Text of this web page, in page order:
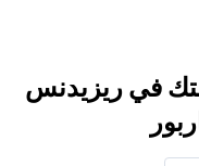
في ريزيدنس